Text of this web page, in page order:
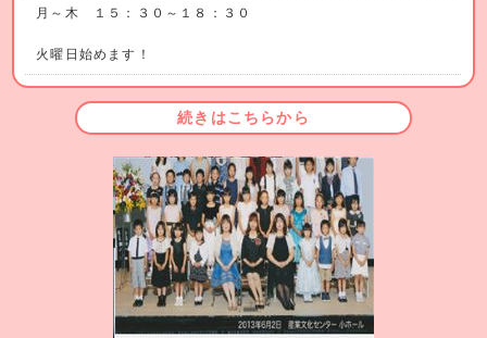
月～木 １５：３０～１８：３０
火曜日始めます！
続きはこちらから